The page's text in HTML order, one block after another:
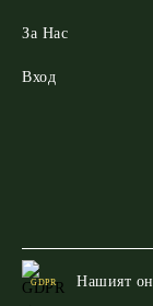
За Нас
Вход
GDPR Нашият